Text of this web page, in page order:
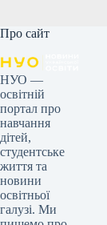
Про сайт
НУО —
освітній
портал про
навчання
дітей,
студентське
життя та
новини
освітньої
галузі. Ми